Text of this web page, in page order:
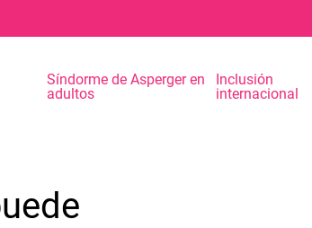
Síndorme de Asperger en
adultos
Inclusión
internacional